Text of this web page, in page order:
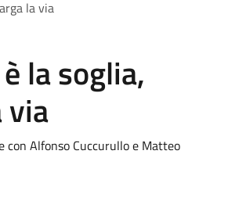
la via
la soglia,
via
con Alfonso Cuccurullo e Matteo